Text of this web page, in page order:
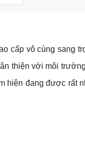
cấp vô cùng sang
thiện với môi
hiện đang được rất